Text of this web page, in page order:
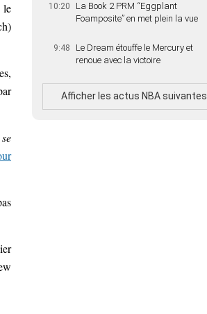
10:20
La Book 2 PRM “Eggplant
Foamposite” en met plein la vue
9:48
Le Dream étouffe le Mercury et
renoue avec la victoire
Afficher les actus NBA suivantes